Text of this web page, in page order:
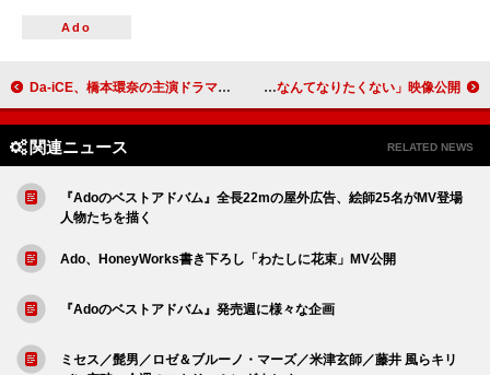
Ado
Da-iCE、橋本環奈の主演ドラマ『天久鷹央の推理カルテ』主題歌を配信リリース edhiii boi、ワンマンライブより「大人になんてなりたくない」映像公開
関連ニュース RELATED NEWS
『Adoのベストアドバム』全長22mの屋外広告、絵師25名がMV登場
人物たちを描く
Ado、HoneyWorks書き下ろし「わたしに花束」MV公開
『Adoのベストアドバム』発売週に様々な企画
ミセス／髭男／ロゼ＆ブルーノ・マーズ／米津玄師／藤井 風らキリ